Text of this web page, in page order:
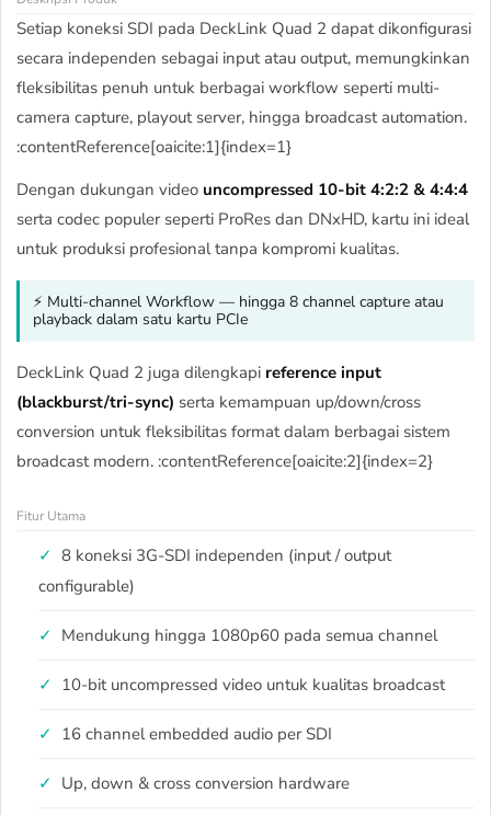
Setiap koneksi SDI pada DeckLink Quad 2 dapat dikonfigurasi
secara independen sebagai input atau output, memungkinkan
fleksibilitas penuh untuk berbagai workflow seperti multi-
camera capture, playout server, hingga broadcast automation.
:contentReference[oaicite:1]{index=1}
Dengan dukungan video uncompressed 10-bit 4:2:2 & 4:4:4
serta codec populer seperti ProRes dan DNxHD, kartu ini ideal
untuk produksi profesional tanpa kompromi kualitas.
⚡ Multi-channel Workflow — hingga 8 channel capture atau
playback dalam satu kartu PCIe
DeckLink Quad 2 juga dilengkapi reference input
(blackburst/tri-sync) serta kemampuan up/down/cross
conversion untuk fleksibilitas format dalam berbagai sistem
broadcast modern. :contentReference[oaicite:2]{index=2}
Fitur Utama
8 koneksi 3G-SDI independen (input / output
configurable)
Mendukung hingga 1080p60 pada semua channel
10-bit uncompressed video untuk kualitas broadcast
16 channel embedded audio per SDI
Up, down & cross conversion hardware